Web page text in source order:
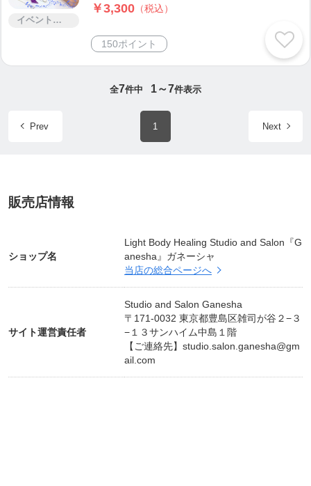
か。こちらのクラスに参加することで体も動かせる
し、気分転換も出来ると思います。何より同じ年頃
の赤ちゃんを持つママと出会うきっかけにもなれば
と思っています。
さ、下半身のむくみ、そんな身体の悩みのある方に
正確に身体を使っていくことによって、続ければ続
けるほど身体が変化していく事を感じられるクラス
さらに苦手なポーズを出来るようになりたいという
方も、こちらのクラスで身体の問題点を明確にする
ことで、身体を改善していくことが出来ます。スト
レッチヨガよりも運動量は高めのクラスとなりま
難易度：☆☆☆
イベント・セミナー・交流会
￥3,300 （税込）
150ポイント
全7件中 1～7件表示
Prev 1 Next
販売店情報
ショップ名
Light Body Healing Studio and Salon『G
anesha』ガネーシャ
当店の総合ページへ
サイト運営責任者
Studio and Salon Ganesha
〒171-0032 東京都豊島区雑司が谷２−３
−１３サンハイム中島１階
【ご連絡先】 studio.salon.ganesha@gm
ail.com